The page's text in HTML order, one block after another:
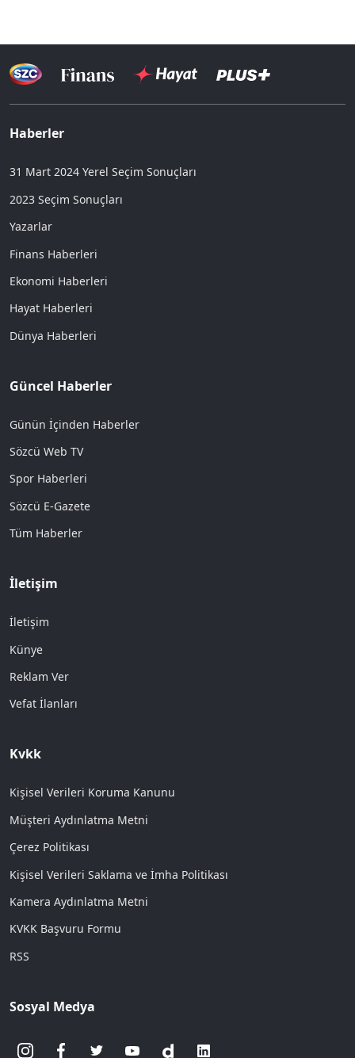
Haberler
31 Mart 2024 Yerel Seçim Sonuçları
2023 Seçim Sonuçları
Yazarlar
Finans Haberleri
Ekonomi Haberleri
Hayat Haberleri
Dünya Haberleri
Güncel Haberler
Günün İçinden Haberler
Sözcü Web TV
Spor Haberleri
Sözcü E-Gazete
Tüm Haberler
İletişim
İletişim
Künye
Reklam Ver
Vefat İlanları
Kvkk
Kişisel Verileri Koruma Kanunu
Müşteri Aydınlatma Metni
Çerez Politikası
Kişisel Verileri Saklama ve İmha Politikası
Kamera Aydınlatma Metni
KVKK Başvuru Formu
RSS
Sosyal Medya